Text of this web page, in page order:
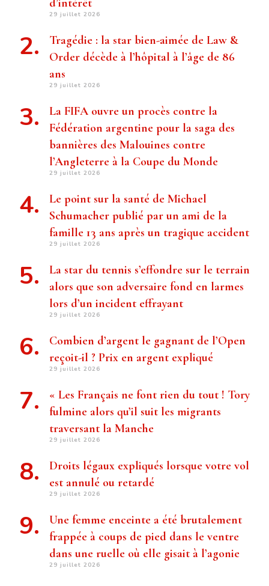
d’intérêt
29 juillet 2026
Tragédie : la star bien-aimée de Law &
Order décède à l’hôpital à l’âge de 86
ans
29 juillet 2026
La FIFA ouvre un procès contre la
Fédération argentine pour la saga des
bannières des Malouines contre
l’Angleterre à la Coupe du Monde
29 juillet 2026
Le point sur la santé de Michael
Schumacher publié par un ami de la
famille 13 ans après un tragique accident
29 juillet 2026
La star du tennis s’effondre sur le terrain
alors que son adversaire fond en larmes
lors d’un incident effrayant
29 juillet 2026
Combien d’argent le gagnant de l’Open
reçoit-il ? Prix ​​en argent expliqué
29 juillet 2026
« Les Français ne font rien du tout ! Tory
fulmine alors qu’il suit les migrants
traversant la Manche
29 juillet 2026
Droits légaux expliqués lorsque votre vol
est annulé ou retardé
29 juillet 2026
Une femme enceinte a été brutalement
frappée à coups de pied dans le ventre
dans une ruelle où elle gisait à l’agonie
29 juillet 2026